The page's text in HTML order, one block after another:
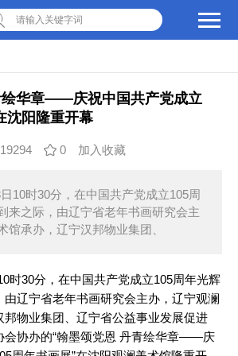
请输入关键字词
绘华章——庆祝中国共产党成立
沈阳隆重开幕
19294 0 加入收藏
10时30分，在中国共产党成立105周
来之际，由辽宁省老年书画研究会主
馆承办，辽宁汉邦物业集团、
30分，在中国共产党成立105周年光辉
辽宁省老年书画研究会主办，辽宁观澜
邦物业集团、辽宁省公益事业发展促进
会协办的“翰墨颂党恩 丹青绘华章——庆